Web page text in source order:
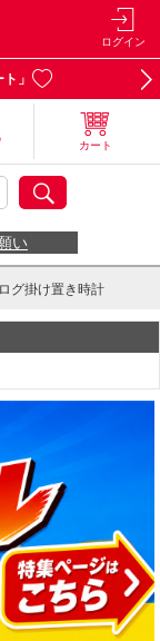
ログイン
」
カート
い
グ掛け置き時計